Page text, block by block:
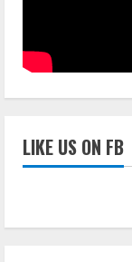
LIKE US ON FB